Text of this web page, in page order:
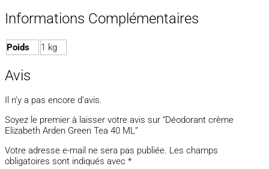
Informations Complémentaires
Poids 1 kg
Avis
Il n’y a pas encore d’avis.
Soyez le premier à laisser votre avis sur “Déodorant crème
Elizabeth Arden Green Tea 40 ML”
Votre adresse e-mail ne sera pas publiée. Les champs
obligatoires sont indiqués avec *